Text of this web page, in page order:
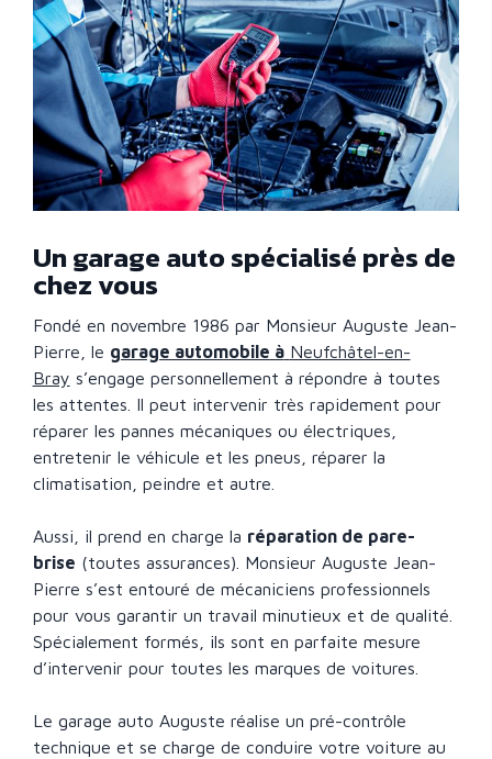
Un garage auto spécialisé près de
chez vous
Fondé en novembre 1986 par Monsieur Auguste Jean-
Pierre, le garage automobile à Neufchâtel-en-
Bray s’engage personnellement à répondre à toutes
les attentes. Il peut intervenir très rapidement pour
réparer les pannes mécaniques ou électriques,
entretenir le véhicule et les pneus, réparer la
climatisation, peindre et autre.
Aussi, il prend en charge la réparation de pare-
brise (toutes assurances). Monsieur Auguste Jean-
Pierre s’est entouré de mécaniciens professionnels
pour vous garantir un travail minutieux et de qualité.
Spécialement formés, ils sont en parfaite mesure
d’intervenir pour toutes les marques de voitures.
Le garage auto Auguste réalise un pré-contrôle
technique et se charge de conduire votre voiture au